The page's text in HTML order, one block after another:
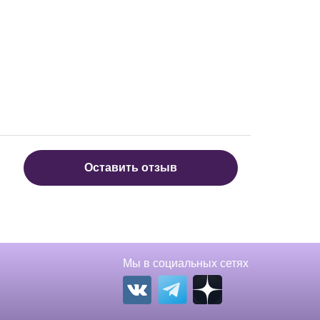
Оставить отзыв
Мы в социальных сетях
ВконтактеТелеграм